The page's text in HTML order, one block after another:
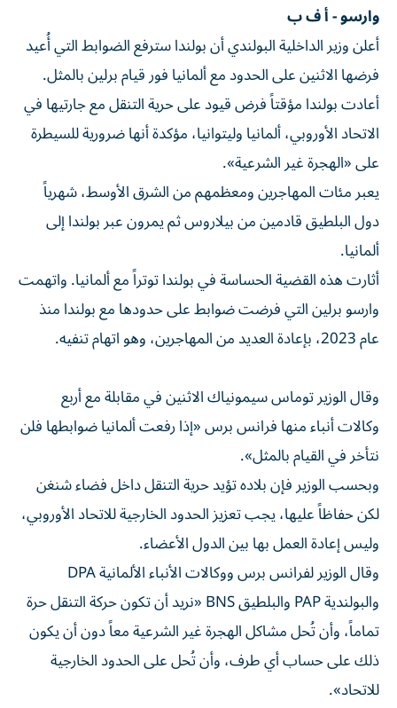
وارسو - أ ف ب
أعلن وزير الداخلية البولندي أن بولندا سترفع الضوابط التي أُعيد
فرضها الاثنين على الحدود مع ألمانيا فور قيام برلين بالمثل.
أعادت بولندا مؤقتاً فرض قيود على حرية التنقل مع جارتيها في
الاتحاد الأوروبي، ألمانيا وليتوانيا، مؤكدة أنها ضرورية للسيطرة
على «الهجرة غير الشرعية».
يعبر مئات المهاجرين ومعظمهم من الشرق الأوسط، شهرياً
دول البلطيق قادمين من بيلاروس ثم يمرون عبر بولندا إلى
ألمانيا.
أثارت هذه القضية الحساسة في بولندا توتراً مع ألمانيا. واتهمت
وارسو برلين التي فرضت ضوابط على حدودها مع بولندا منذ
عام 2023، بإعادة العديد من المهاجرين، وهو اتهام تنفيه.
وقال الوزير توماس سيمونياك الاثنين في مقابلة مع أربع
وكالات أنباء منها فرانس برس «إذا رفعت ألمانيا ضوابطها فلن
نتأخر في القيام بالمثل».
وبحسب الوزير فإن بلاده تؤيد حرية التنقل داخل فضاء شنغن
لكن حفاظاً عليها، يجب تعزيز الحدود الخارجية للاتحاد الأوروبي،
وليس إعادة العمل بها بين الدول الأعضاء.
وقال الوزير لفرانس برس ووكالات الأنباء الألمانية DPA
والبولندية PAP والبلطيق BNS «نريد أن تكون حركة التنقل حرة
تماماً، وأن تُحل مشاكل الهجرة غير الشرعية معاً دون أن يكون
ذلك على حساب أي طرف، وأن تُحل على الحدود الخارجية
للاتحاد».